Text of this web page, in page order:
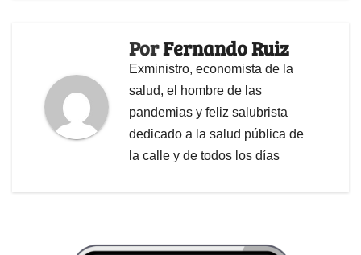
PorFernando Ruiz
Exministro, economista de la
salud, el hombre de las
pandemias y feliz salubrista
dedicado a la salud pública de
la calle y de todos los días